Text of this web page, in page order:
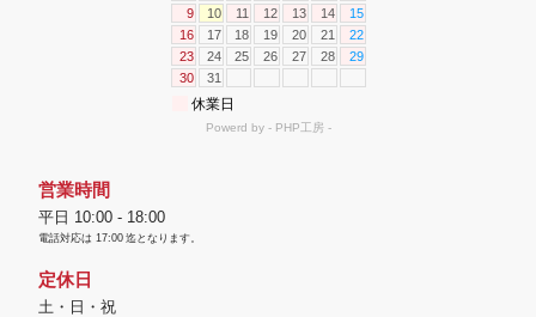
営業時間
平日 10:00 - 18:00
電話対応は 17:00 迄となります。
定休日
土・日・祝